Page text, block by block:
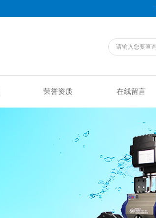
荣誉资质 在线留言